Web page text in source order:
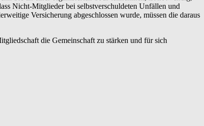
Nicht-Mitglieder bei selbstverschuldeten Unfällen und
Versicherung abgeschlossen wurde, müssen die daraus
die Gemeinschaft zu stärken und für sich